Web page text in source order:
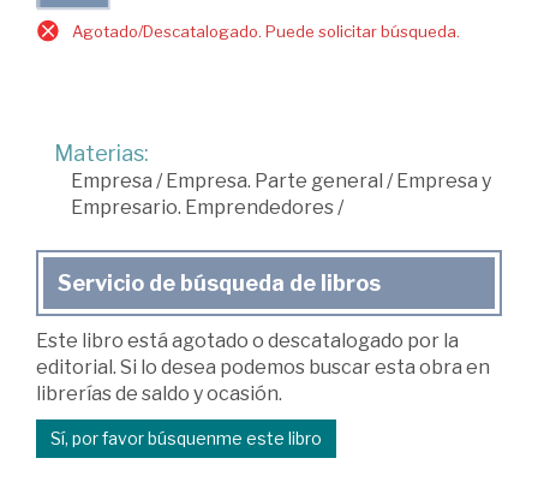
Agotado/Descatalogado. Puede solicitar búsqueda.
Materias:
Empresa / Empresa. Parte general / Empresa y
Empresario. Emprendedores/
Servicio de búsqueda de libros
Este libro está agotado o descatalogado por la
editorial. Si lo desea podemos buscar esta obra en
librerías de saldo y ocasión.
Sí, por favor búsquenme este libro